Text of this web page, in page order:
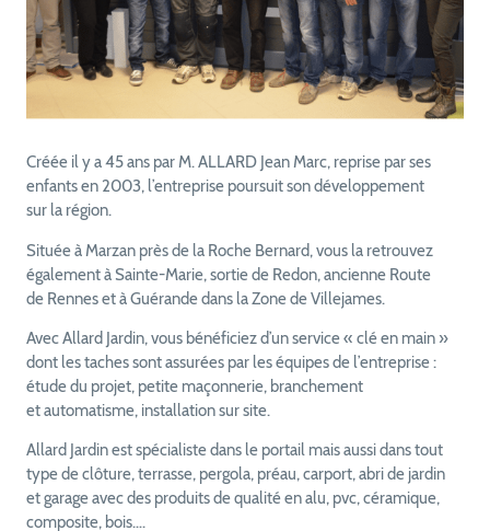
Créée il y a 45 ans par M. ALLARD Jean Marc, reprise par ses
enfants en 2003, l’entreprise poursuit son développement
sur la région.
Située à Marzan près de la Roche Bernard, vous la retrouvez
également à Sainte-Marie, sortie de Redon, ancienne Route
de Rennes et à Guérande dans la Zone de Villejames.
Avec Allard Jardin, vous bénéficiez d’un service « clé en main »
dont les taches sont assurées par les équipes de l’entreprise :
étude du projet, petite maçonnerie, branchement
et automatisme, installation sur site.
Allard Jardin est spécialiste dans le portail mais aussi dans tout
type de clôture, terrasse, pergola, préau, carport, abri de jardin
et garage avec des produits de qualité en alu, pvc, céramique,
composite, bois….